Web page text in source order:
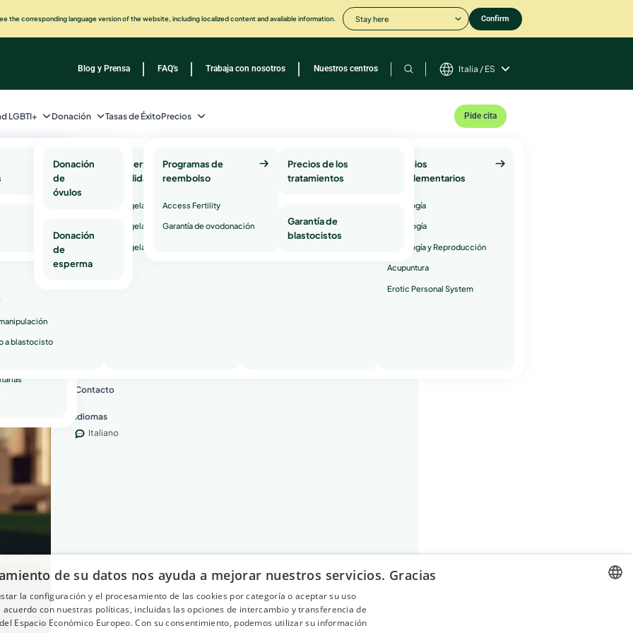
the corresponding language version of the website, including localized content and available information. Stay here Confirm
Time Lapse
a blastocisto
Preservación de la
fertilidad
Congelación de óvulos
Congelación de esperma
Congelación de embriones
Pruebas y servicios de
salud genética
Test de compatibilidad
Servicios
complementarios
Psicología
Andrología
Oncología y Reproducción
Acupuntura
Erotic Personal System
LGBTI+ Donación
Donación
de
óvulos
Donación
de
esperma
Tasas de ÉxitoPrecios
Programas de
reembolso
Access Fertility
Garantía de ovodonación
Precios de los
tratamientos
Garantía de
blastocistos
Pide cita
Blog y Prensa FAQ's Trabaja con nosotros Nuestros centros Italia / ES
Milani
Sobre Dra.
Contacto
Idiomas
Italiano
de su datos nos ayuda a mejorar nuestros servicios. Gracias
la configuración y el procesamiento de las cookies por categoría o aceptar su uso
acuerdo con nuestras políticas, incluidas las opciones de intercambio y transferencia de
Espacio Económico Europeo. Con su consentimiento, podemos utilizar su información